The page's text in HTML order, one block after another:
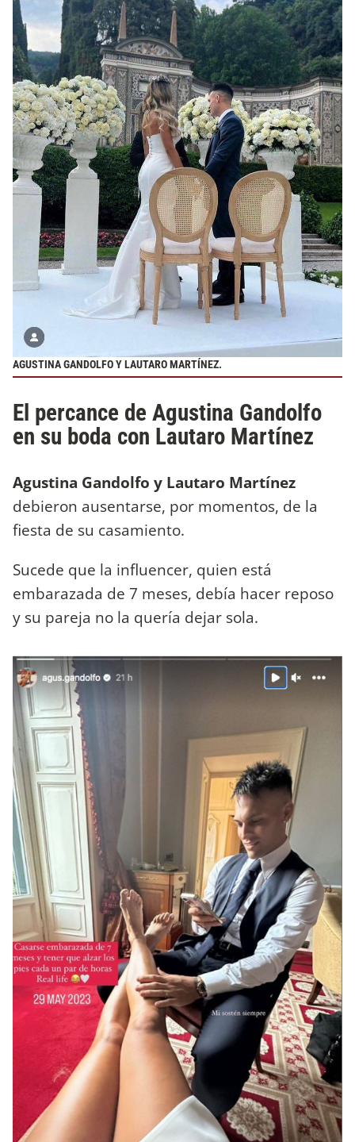
AGUSTINA GANDOLFO Y LAUTARO MARTÍNEZ.
El percance de Agustina Gandolfo
en su boda con Lautaro Martínez
Agustina Gandolfo y Lautaro Martínez
debieron ausentarse, por momentos, de la
fiesta de su casamiento.
Sucede que la influencer, quien está
embarazada de 7 meses, debía hacer reposo
y su pareja no la quería dejar sola.